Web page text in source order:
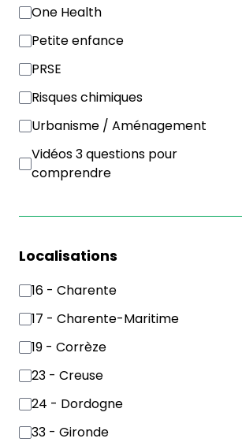
One Health
Petite enfance
PRSE
Risques chimiques
Urbanisme / Aménagement
Vidéos 3 questions pour
comprendre
Localisations
16 - Charente
17 - Charente-Maritime
19 - Corrèze
23 - Creuse
24 - Dordogne
33 - Gironde